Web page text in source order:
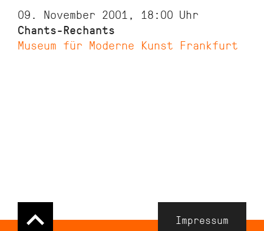
09. November 2001, 18:00 Uhr
Chants-Rechants
Museum für Moderne Kunst Frankfurt
Navigation
Impressum